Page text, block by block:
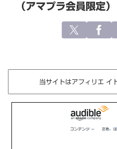
（アマプラ会員限定）
当サイトはアフィリエ イ